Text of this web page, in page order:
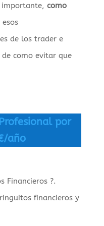
importante, como
de los trader e
como evitar que
por
año
Financieros ?.
financieros y